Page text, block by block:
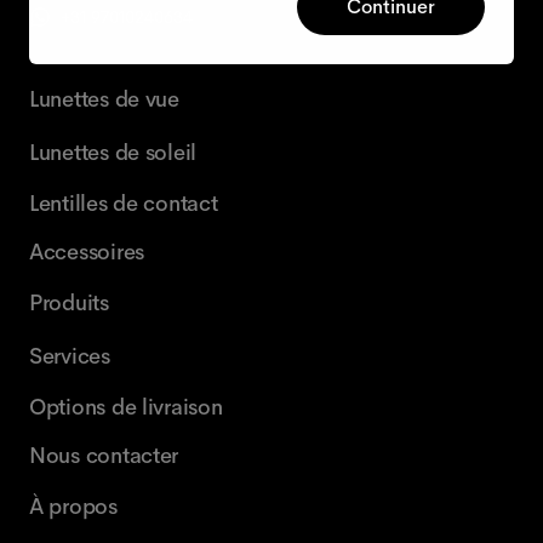
Lunettes de vue
Lunettes de soleil
Lentilles de contact
Accessoires
Produits
Services
Options de livraison
Nous contacter
À propos
Continuer